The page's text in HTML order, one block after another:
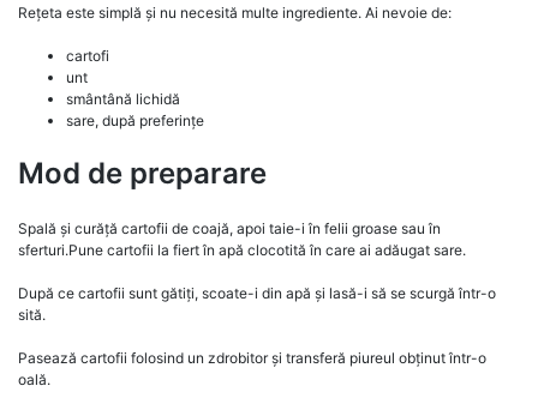
Rețeta este simplă și nu necesită multe ingrediente. Ai nevoie de:
cartofi
unt
smântână lichidă
sare, după preferințe
Mod de preparare
Spală și curăță cartofii de coajă, apoi taie-i în felii groase sau în
sferturi.Pune cartofii la fiert în apă clocotită în care ai adăugat sare.
După ce cartofii sunt gătiți, scoate-i din apă și lasă-i să se scurgă într-o
sită.
Pasează cartofii folosind un zdrobitor și transferă piureul obținut într-o
oală.